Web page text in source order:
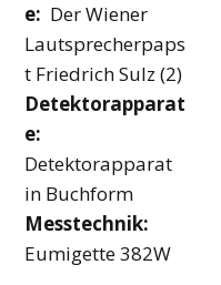
e: Der Wiener
Lautsprecherpaps
t Friedrich Sulz (2)
Detektorapparat
e:
Detektorapparat
in Buchform
Messtechnik:
Eumigette 382W